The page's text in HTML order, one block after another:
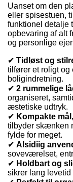
Uanset om den
eller spisestuen,
funktionel detalje
opbevaring af alt
og personlige
✔ Tidløst og
tilfører et roligt og
boligindretning.
✔ 2 rummelige
organiseret,
æstetiske udtryk.
✔ Kompakte
tilbyder skænken
fylde for meget.
✔ Alsidiig
soveværelset,
✔ Holdbart og
sikrer lang levetid